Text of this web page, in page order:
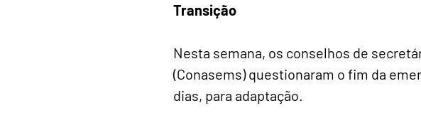
Transição
Nesta semana, os conselhos de
(Conasems) questionaram o fim da
dias, para adaptação.